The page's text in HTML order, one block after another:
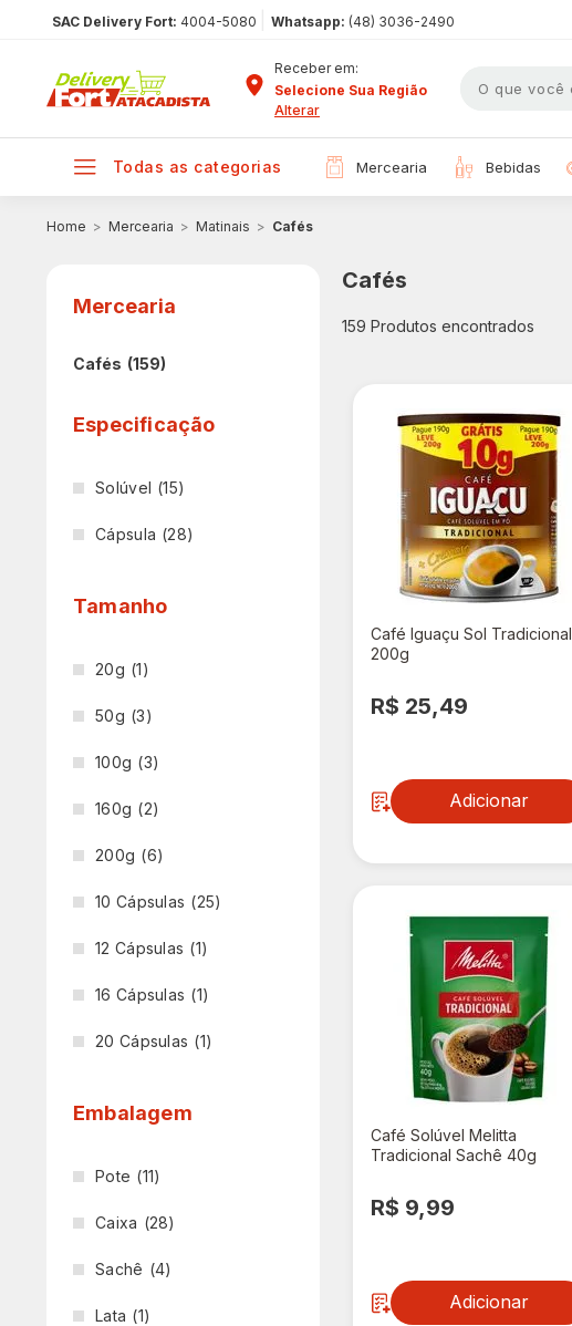
SAC Delivery Fort: 4004-5080 Whatsapp: (48) 3036-2490
Receber em:
Selecione Sua Região
Alterar
todas as categorias mercearia bebidas
Mercearia Matinais Cafés
Mercearia
Cafés (159)
Especificação
Solúvel (15)
Cápsula (28)
Tamanho
20g (1)
50g (3)
100g (3)
160g (2)
200g (6)
10 Cápsulas (25)
12 Cápsulas (1)
16 Cápsulas (1)
20 Cápsulas (1)
Embalagem
Pote (11)
Caixa (28)
Sachê (4)
Lata (1)
Cafés
159 Produtos encontrados
Café Iguaçu Sol Tradicional
200g
R$ 25,49
Adicionar
Café Solúvel Melitta
Tradicional Sachê 40g
R$ 9,99
Adicionar